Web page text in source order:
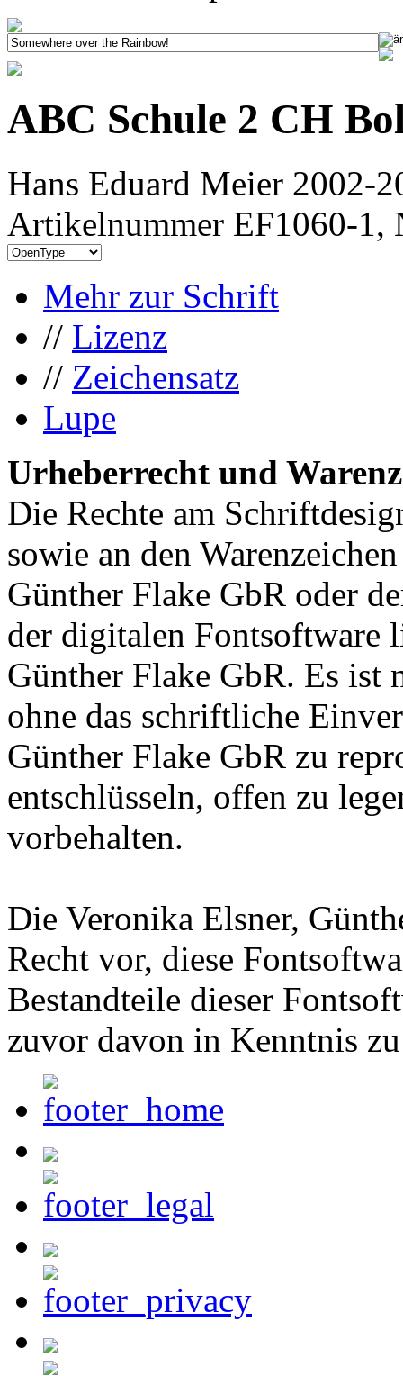
ABC Schule 2 CH
Hans Eduard Meier 2002-
Artikelnummer EF1060-1,
Mehr zur Schrift
// Lizenz
// Zeichensatz
Lupe
Urheberrecht und
Die Rechte am
sowie an den
Günther Flake GbR oder
der digitalen Fontsoftware
Günther Flake GbR. Es ist
ohne das schriftliche
Günther Flake GbR zu
entschlüsseln, offen zu
vorbehalten.
Die Veronika Elsner,
Recht vor, diese
Bestandteile dieser
zuvor davon in Kenntnis zu